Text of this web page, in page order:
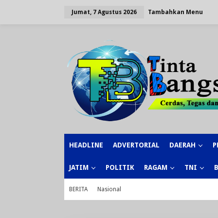
Jumat, 7 Agustus 2026 Tambahkan Menu
HEADLINE ADVERTORIAL DAERAH
JATIM POLITIK RAGAM TNI
BERITA Nasional